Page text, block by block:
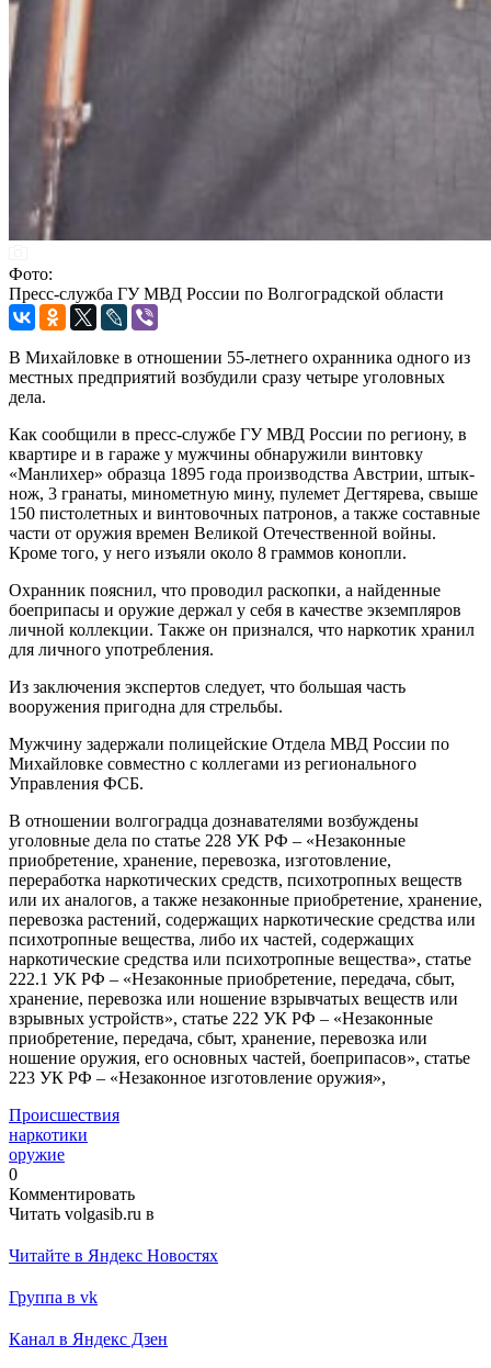
Фото:
Пресс-служба ГУ МВД России по Волгоградской области
В Михайловке в отношении 55-летнего охранника одного из
местных предприятий возбудили сразу четыре уголовных
дела.
Как сообщили в пресс-службе ГУ МВД России по региону, в
квартире и в гараже у мужчины обнаружили винтовку
«Манлихер» образца 1895 года производства Австрии, штык-
нож, 3 гранаты, минометную мину, пулемет Дегтярева, свыше
150 пистолетных и винтовочных патронов, а также составные
части от оружия времен Великой Отечественной войны.
Кроме того, у него изъяли около 8 граммов конопли.
Охранник пояснил, что проводил раскопки, а найденные
боеприпасы и оружие держал у себя в качестве экземпляров
личной коллекции. Также он признался, что наркотик хранил
для личного употребления.
Из заключения экспертов следует, что большая часть
вооружения пригодна для стрельбы.
Мужчину задержали полицейские Отдела МВД России по
Михайловке совместно с коллегами из регионального
Управления ФСБ.
В отношении волгоградца дознавателями возбуждены
уголовные дела по статье 228 УК РФ – «Незаконные
приобретение, хранение, перевозка, изготовление,
переработка наркотических средств, психотропных веществ
или их аналогов, а также незаконные приобретение, хранение,
перевозка растений, содержащих наркотические средства или
психотропные вещества, либо их частей, содержащих
наркотические средства или психотропные вещества», статье
222.1 УК РФ – «Незаконные приобретение, передача, сбыт,
хранение, перевозка или ношение взрывчатых веществ или
взрывных устройств», статье 222 УК РФ – «Незаконные
приобретение, передача, сбыт, хранение, перевозка или
ношение оружия, его основных частей, боеприпасов», статье
223 УК РФ – «Незаконное изготовление оружия»,
Происшествия
наркотики
оружие
0
Комментировать
Читать volgasib.ru в
Читайте в Яндекс Новостях
Группа в vk
Канал в Яндекс Дзен